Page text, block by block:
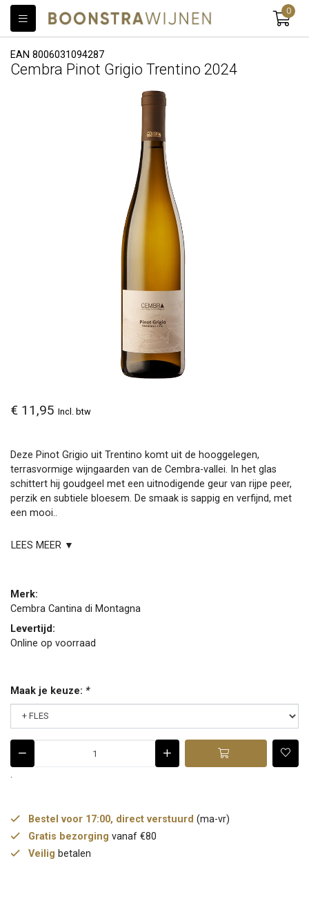
0
EAN 8006031094287
Cembra Pinot Grigio Trentino 2024
€ 11,95 Incl. btw
Deze Pinot Grigio uit Trentino komt uit de hooggelegen,
terrasvormige wijngaarden van de Cembra-vallei. In het glas
schittert hij goudgeel met een uitnodigende geur van rijpe peer,
perzik en subtiele bloesem. De smaak is sappig en verfijnd, met
een mooi..
LEES MEER ▼
Merk:
Cembra Cantina di Montagna
Levertijd:
Online op voorraad
Maak je keuze: *
.
Bestel voor 17:00, direct verstuurd (ma-vr)
Gratis bezorging vanaf €80
Veilig betalen